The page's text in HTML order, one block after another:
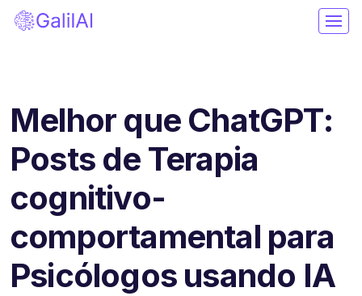
Melhor que ChatGPT:
Posts de Terapia
cognitivo-
comportamental para
Psicólogos usando IA